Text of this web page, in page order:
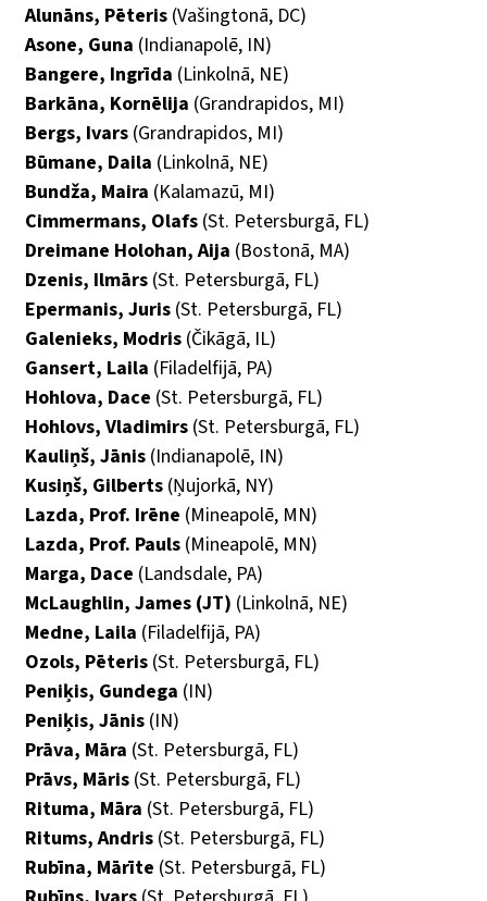
Alunāns, Pēteris(Vašingtonā, DC)
Asone, Guna (Indianapolē, IN)
Bangere, Ingrīda (Linkolnā, NE)
Barkāna, Kornēlija (Grandrapidos, MI)
Bergs, Ivars(Grandrapidos, MI)
Būmane, Daila (Linkolnā, NE)
Bundža, Maira (Kalamazū, MI)
Cimmermans, Olafs (St. Petersburgā, FL)
Dreimane Holohan, Aija (Bostonā, MA)
Dzenis, Ilmārs(St. Petersburgā, FL)
Epermanis, Juris(St. Petersburgā, FL)
Galenieks, Modris(Čikāgā, IL)
Gansert, Laila (Filadelfijā, PA)
Hohlova, Dace (St. Petersburgā, FL)
Hohlovs, Vladimirs(St. Petersburgā, FL)
Kauliņš, Jānis(Indianapolē, IN)
Kusiņš, Gilberts(Ņujorkā, NY)
Lazda, Prof. Irēne (Mineapolē, MN)
Lazda, Prof. Pauls(Mineapolē, MN)
Marga, Dace (Landsdale, PA)
McLaughlin, James (JT) (Linkolnā, NE)
Medne, Laila (Filadelfijā, PA)
Ozols, Pēteris(St. Petersburgā, FL)
Peniķis, Gundega (IN)
Peniķis, Jānis(IN)
Prāva, Māra (St. Petersburgā, FL)
Prāvs, Māris(St. Petersburgā, FL)
Rituma, Māra (St. Petersburgā, FL)
Ritums, Andris(St. Petersburgā, FL)
Rubīna, Mārīte (St. Petersburgā, FL)